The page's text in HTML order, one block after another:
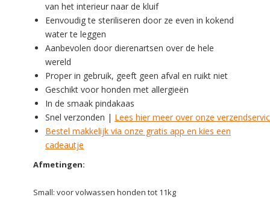
van het interieur naar de kluif
Eenvoudig te steriliseren door ze even in kokend
water te leggen
Aanbevolen door dierenartsen over de hele
wereld
Proper in gebruik, geeft geen afval en ruikt niet
Geschikt voor honden met allergieën
In de smaak pindakaas
Snel verzonden | Lees hier meer over onze
Bestel makkelijk via onze gratis app en kies een
cadeautje
Afmetingen:
Small: voor volwassen honden tot 11kg